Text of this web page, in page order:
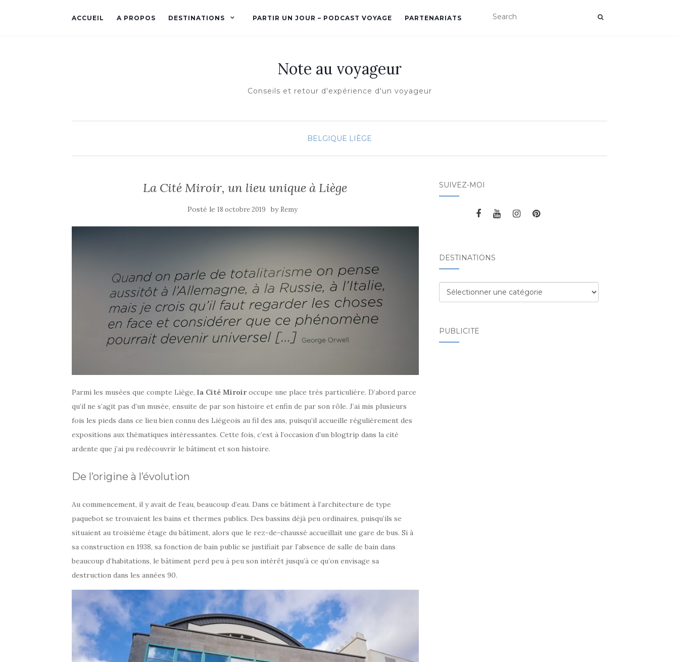
ACCUEIL A PROPOS DESTINATIONS PARTIR UN JOUR – PODCAST VOYAGE PARTENARIATS
Note au voyageur
Conseils et retour d'expérience d'un voyageur
BELGIQUE LIÈGE
La Cité Miroir, un lieu unique à Liège
Posté le18 octobre 2019 by Remy
Parmi les musées que compte Liège, la Cité Miroiroccupe une place très particulière. D’abord parce
qu’il ne s’agit pas d’un musée, ensuite de par son histoire et enfin de par son rôle. J’ai mis plusieurs
fois les pieds dans ce lieu bien connu des Liégeois au fil des ans, puisqu’il accueille régulièrement des
expositions aux thématiques intéressantes. Cette fois, c’est à l’occasion d’un blogtrip dans la cité
ardente que j’ai pu redécouvrir le bâtiment et son histoire.
De l’origine à l’évolution
Au commencement, il y avait de l’eau, beaucoup d’eau. Dans ce bâtiment à l’architecture de type
paquebot se trouvaient les bains et thermes publics. Des bassins déjà peu ordinaires, puisqu’ils se
situaient au troisième étage du bâtiment, alors que le rez-de-chaussé accueillait une gare de bus. Si à
sa construction en 1938, sa fonction de bain public se justifiait par l’absence de salle de bain dans
beaucoup d’habitations, le bâtiment perd peu à peu son intérêt jusqu’à ce qu’on envisage sa
destruction dans les années 90.
SUIVEZ-MOI
DESTINATIONS
Destinations
PUBLICITÉ